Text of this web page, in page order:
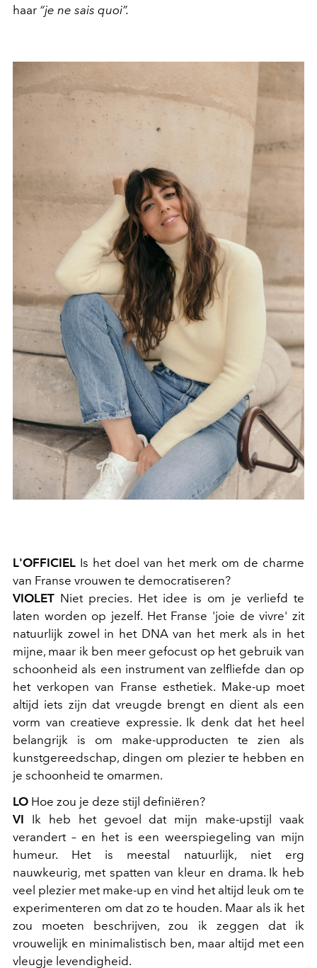
haar “je ne sais quoi”.
L'OFFICIEL Is het doel van het merk om de charme
van Franse vrouwen te democratiseren?
VIOLET Niet precies. Het idee is om je verliefd te
laten worden op jezelf. Het Franse 'joie de vivre' zit
natuurlijk zowel in het DNA van het merk als in het
mijne, maar ik ben meer gefocust op het gebruik van
schoonheid als een instrument van zelfliefde dan op
het verkopen van Franse esthetiek. Make-up moet
altijd iets zijn dat vreugde brengt en dient als een
vorm van creatieve expressie. Ik denk dat het heel
belangrijk is om make-upproducten te zien als
kunstgereedschap, dingen om plezier te hebben en
je schoonheid te omarmen.
LO Hoe zou je deze stijl definiëren?
VI Ik heb het gevoel dat mijn make-upstijl vaak
verandert – en het is een weerspiegeling van mijn
humeur. Het is meestal natuurlijk, niet erg
nauwkeurig, met spatten van kleur en drama. Ik heb
veel plezier met make-up en vind het altijd leuk om te
experimenteren om dat zo te houden. Maar als ik het
zou moeten beschrijven, zou ik zeggen dat ik
vrouwelijk en minimalistisch ben, maar altijd met een
vleugje levendigheid.